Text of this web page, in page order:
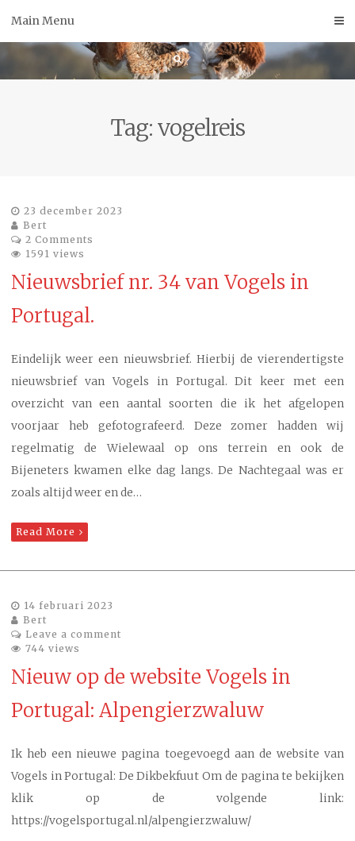
Main Menu
Tag:vogelreis
23 december 2023
Bert
2 Comments
1591 views
Nieuwsbrief nr. 34 van Vogels in
Portugal.
Eindelijk weer een nieuwsbrief. Hierbij de vierendertigste
nieuwsbrief van Vogels in Portugal. Dit keer met een
overzicht van een aantal soorten die ik het afgelopen
voorjaar heb gefotografeerd. Deze zomer hadden wij
regelmatig de Wielewaal op ons terrein en ook de
Bijeneters kwamen elke dag langs. De Nachtegaal was er
zoals altijd weer en de…
Read More
14 februari 2023
Bert
Leave a comment
744 views
Nieuw op de website Vogels in
Portugal: Alpengierzwaluw
Ik heb een nieuwe pagina toegevoegd aan de website van
Vogels in Portugal: De Dikbekfuut Om de pagina te bekijken
klik op de volgende link:
https://vogelsportugal.nl/alpengierzwaluw/